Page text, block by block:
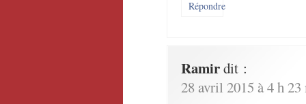
Répondre
Ramirdit :
28 avril 2015 à 4 h